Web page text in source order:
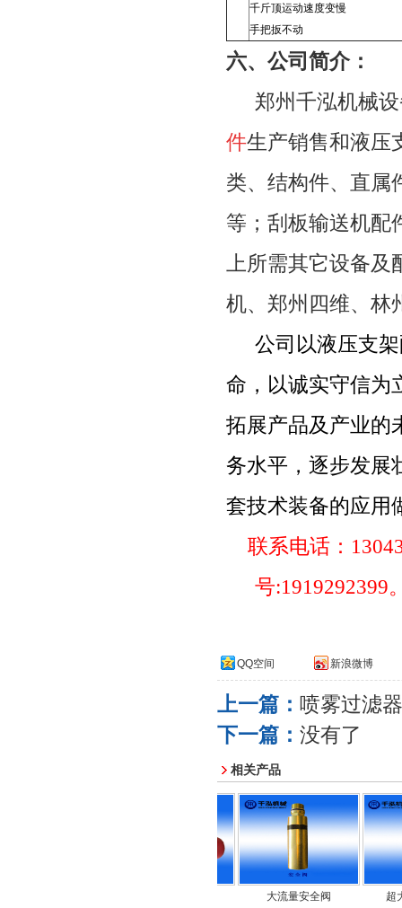
千斤顶运动速度变慢
手把扳不动
六、公司简介：
郑州千泓机械
件生产销售和液压
类、结构件、直属
等；刮板输送机配
上所需其它设备及
机、郑州四维、林
公司以液压支
命，以诚实守信为
拓展产品及产业的
务水平，逐步发展
套技术装备的应用
联系电话：
号:1919292399
QQ空间 新浪微博
上一篇： 喷雾过滤器
下一篇： 没有了
相关产品
大流量安全阀 超大